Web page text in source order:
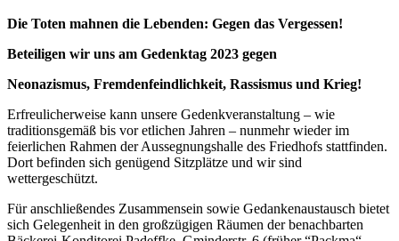
Die Toten mahnen die Lebenden: Gegen das Vergessen!
Beteiligen wir uns am Gedenktag 2023 gegen
Neonazismus, Fremdenfeindlichkeit, Rassismus und Krieg!
Erfreulicherweise kann unsere Gedenkveranstaltung – wie
traditionsgemäß bis vor etlichen Jahren – nunmehr wieder im
feierlichen Rahmen der Aussegnungshalle des Friedhofs stattfinden.
Dort befinden sich genügend Sitzplätze und wir sind
wettergeschützt.
Für anschließendes Zusammensein sowie Gedankenaustausch bietet
sich Gelegenheit in den großzügigen Räumen der benachbarten